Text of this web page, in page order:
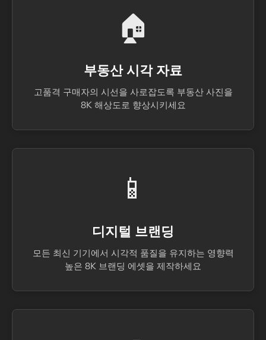
🏠
부동산 시각 자료
고품격 구매자의 시선을 사로잡도록 부동산 사진을
8K 해상도로 향상시키세요
📱
디지털 브랜딩
모든 최신 기기에서 시각적 품질을 유지하는 영향력
높은 8K 브랜딩 에셋을 제작하세요